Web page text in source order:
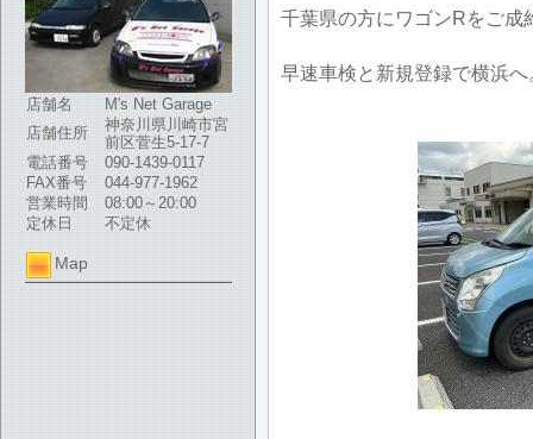
店舗名
M's Net Garage
店舗住所
神奈川県川崎市宮
前区菅生5-17-7
電話番号
090-1439-0117
FAX番号
044-977-1962
営業時間
08:00～20:00
定休日
不定休
Map
千葉県の方にワゴンRをご成
早速車検と新規登録で横浜へ